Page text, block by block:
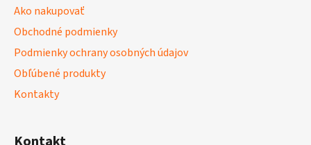
Ako nakupovať
Obchodné podmienky
Podmienky ochrany osobných údajov
Obľúbené produkty
Kontakty